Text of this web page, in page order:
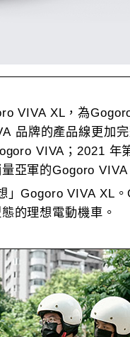
VIVA XL，為
品牌的產品線更加
VIVA；2021 年
亞軍的Gogoro
」Gogoro VIVA XL
的理想電動機車。